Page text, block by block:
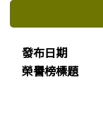
榮譽榜列表
發布日期
榮譽榜標題